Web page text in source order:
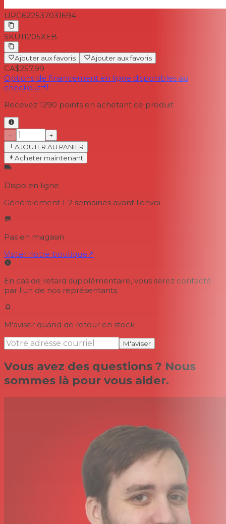
UPC622537031694
SKU11205XEB
Ajouter aux favoris Ajouter aux favoris
CA$257.99
Options de financement en ligne disponibles au
checkout
Recevez 1290 points en achetant ce produit
−
+
AJOUTER AU PANIER
Acheter maintenant
Dispo en ligne
Généralement 1-2 semaines avant l'envoi
Pas en magasin
Visiter notre boutique↗
En cas de retard supplémentaire, vous serez contacté
par l'un de nos représentants.
M'aviser quand de retour en stock
M'aviser
Vous avez des questions ? Nous
sommes là pour vous aider.